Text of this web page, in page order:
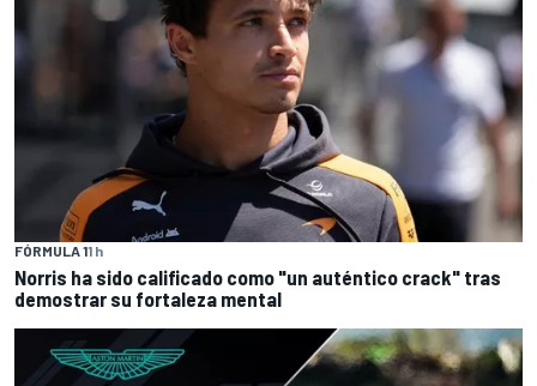
FÓRMULA 11 h
Norris ha sido calificado como "un auténtico crack" tras
demostrar su fortaleza mental